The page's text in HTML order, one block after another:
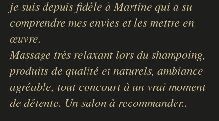
je suis depuis fidèle à Martine qui a su
comprendre mes envies et les mettre en
œuvre.
Massage très relaxant lors du shampoing,
produits de qualité et naturels, ambiance
agréable, tout concourt à un vrai moment
de détente. Un salon à recommander..